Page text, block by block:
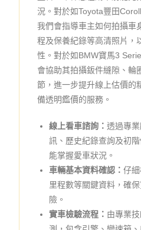
況。對於如Toyota豐田
我們會指導車主如何拍攝車
程及保養紀錄等高清照片，
性。對於如BMW寶馬3
會協助其拍攝鈑件縫隙、輪
節，進一步提升線上估價的
備透明鑑價的服務。
線上看車諮詢：透過專
訊、歷史紀錄查詢及初
能掌握愛車狀況。
車輛基本資料確認：仔
里程數等關鍵資料，確
險。
實車檢驗流程： 由專業